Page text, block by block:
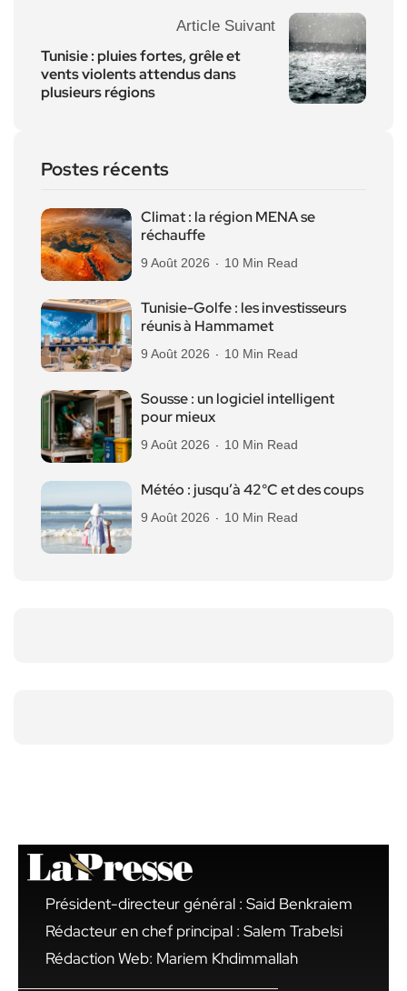
Article Suivant
Tunisie : pluies fortes, grêle et
vents violents attendus dans
plusieurs régions
Postes récents
Climat : la région MENA se
réchauffe
9 Août 2026 10 Min Read
Tunisie-Golfe : les investisseurs
réunis à Hammamet
9 Août 2026 10 Min Read
Sousse : un logiciel intelligent
pour mieux
9 Août 2026 10 Min Read
Météo : jusqu’à 42°C et des coups
9 Août 2026 10 Min Read
Président-directeur général : Said Benkraiem
Rédacteur en chef principal : Salem Trabelsi
Rédaction Web: Mariem Khdimmallah